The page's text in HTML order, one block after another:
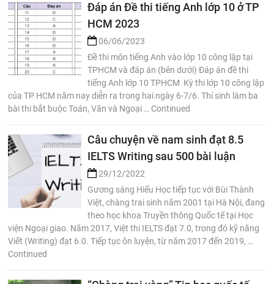
Đáp án Đề thi tiếng Anh lớp 10 ở TP
HCM 2023
06/06/2023
Đề thi môn tiếng Anh vào lớp 10 công lập tại
TPHCM và đáp án (bên dưới) Đáp án đề thi
tiếng Anh lớp 10 TPHCM Kỳ thi lớp 10 công lập
của TP HCM năm nay diễn ra trong hai ngày 6-7/6. Thí sinh làm ba
bài thi bắt buộc Toán, Văn và Ngoại … Continued
Câu chuyện về nam sinh đạt 8.5
IELTS Writing sau 500 bài luận
29/12/2022
Gương sáng Hiếu Học tiếp tục với Bùi Thành
Việt, chàng trai sinh năm 2001 tại Hà Nội, đang
theo học khoa Truyền thông Quốc tế tại Học
viện Ngoại giao. Năm 2017, Việt thi IELTS đạt 7.0, trong đó kỹ năng
Viết (Writing) đạt 6.0. Tiếp tục ôn luyện, từ năm 2017 đến 2019, …
Continued